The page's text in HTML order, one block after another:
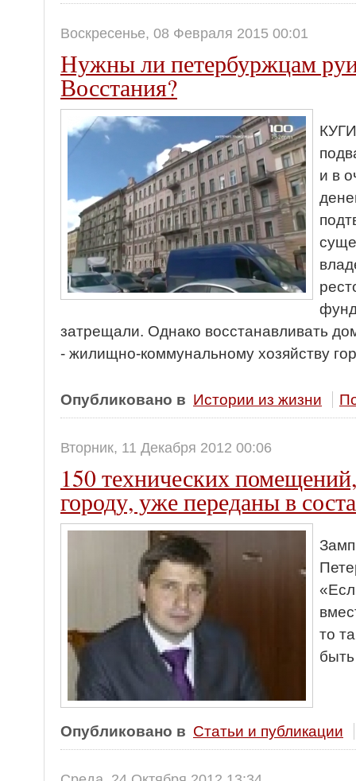
Воскресенье, 08 Февраля 2015 00:01
Нужны ли петербуржцам
Восстания?
и в
затрещали. Однако восстанавливать
- жилищно-коммунальному хозяйству
Опубликовано в Истории из жизни
Вторник, 11 Декабря 2012 00:06
150 технических
городу, уже переданы в
то
Опубликовано в Статьи и публикации